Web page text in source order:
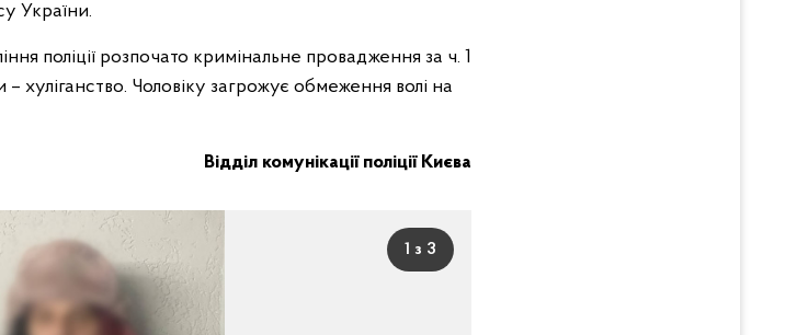
України.
поліції розпочато кримінальне провадження за ч. 1
хуліганство. Чоловіку загрожує обмеження волі на
Відділ комунікації поліції Києва
1 з 3